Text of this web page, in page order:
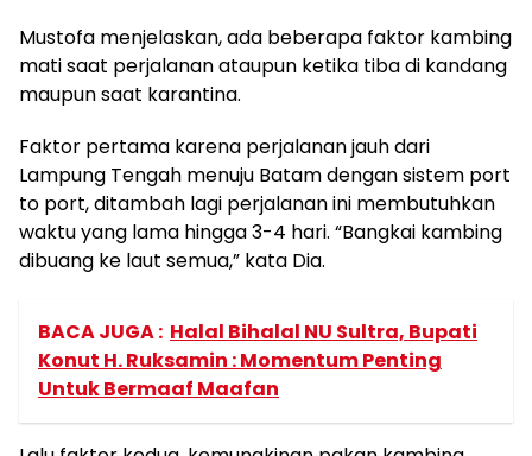
Mustofa menjelaskan, ada beberapa faktor kambing
mati saat perjalanan ataupun ketika tiba di kandang
maupun saat karantina.
Faktor pertama karena perjalanan jauh dari
Lampung Tengah menuju Batam dengan sistem port
to port, ditambah lagi perjalanan ini membutuhkan
waktu yang lama hingga 3-4 hari. “Bangkai kambing
dibuang ke laut semua,” kata Dia.
BACA JUGA : Halal Bihalal NU Sultra, Bupati
Konut H. Ruksamin : Momentum Penting
Untuk Bermaaf Maafan